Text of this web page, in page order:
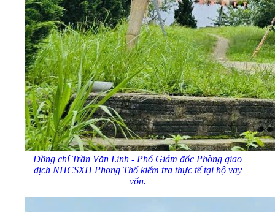
Đồng chí Trần Văn Linh - Phó Giám đốc Phòng giao
dịch NHCSXH Phong Thổ kiểm tra thực tế tại hộ vay
vốn.